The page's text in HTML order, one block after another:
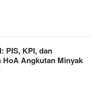
PIS, KPI, dan
HoA Angkutan Minyak